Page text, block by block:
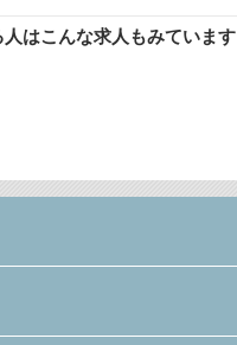
はこんな求人もみています